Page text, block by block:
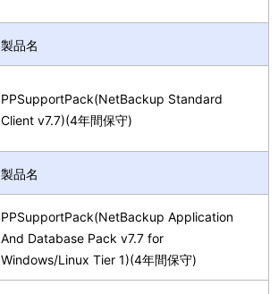
製品名
PPSupportPack(NetBackup Standard
Client v7.7)(4年間保守)
製品名
PPSupportPack(NetBackup Application
And Database Pack v7.7 for
Windows/Linux Tier 1)(4年間保守)